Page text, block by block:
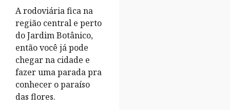
A rodoviária fica na
região central e perto
do Jardim Botânico,
então você já pode
chegar na cidade e
fazer uma parada pra
conhecer o paraíso
das flores.